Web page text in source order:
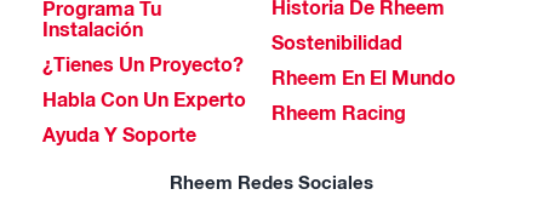
Programa Tu
Instalación
¿Tienes Un Proyecto?
Habla Con Un Experto
Ayuda Y Soporte
Historia De Rheem
Sostenibilidad
Rheem En El Mundo
Rheem Racing
Rheem Redes Sociales